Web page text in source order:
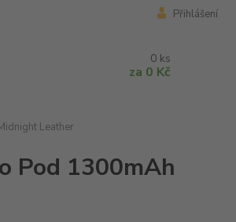
Přihlášení
0 ks
za 0 Kč
Leather
Pod 1300mAh